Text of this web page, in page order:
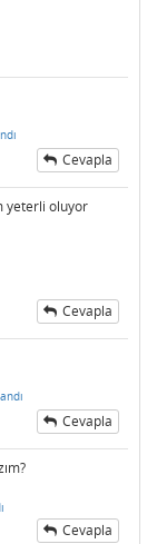
Cevapla
yeterli oluyor
Cevapla
Cevapla
Cevapla